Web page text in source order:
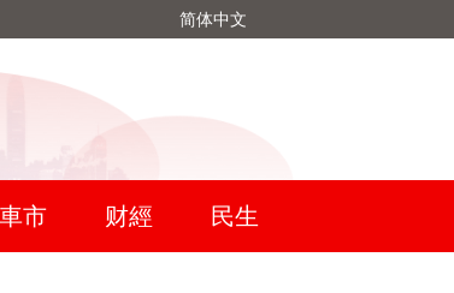
简体中文
車市 财經 民生